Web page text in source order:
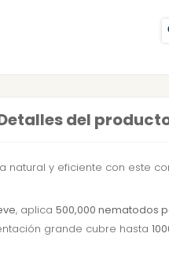
del
natural y eficiente con este
, aplica 500,000 nematodos
grande cubre hasta